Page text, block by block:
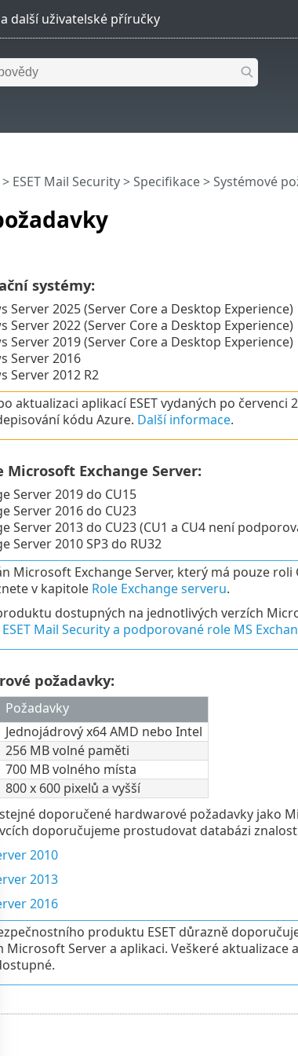
> ESET Mail Security>Specifikace> Systémové
systémy:
Server 2025 (Server Core a Desktop Experience)
Server 2022 (Server Core a Desktop Experience)
Server 2019 (Server Core a Desktop Experience)
Server 2016
Server 2012 R2
aktualizaci aplikací ESET vydaných po
kódu Azure. Další informace.
Microsoft Exchange Server:
Server 2019 do CU15
Server 2016 do CU23
Server 2013 do CU23 (CU1 a CU4 není
Server 2010 SP3 do RU32
Microsoft Exchange Server, který má pouze roli
v kapitole Role Exchange serveru.
dostupných na jednotlivých verzích
Mail Security a podporované role MS
požadavky:
Požadavky
Jednojádrový x64 AMD nebo Intel
256 MB volné paměti
700 MB volného místa
800 x 600 pixelů a vyšší
stejné doporučené hardwarové požadavky jako
doporučujeme prostudovat databázi
2010
2013
2016
produktu ESET důrazně
Microsoft Server a aplikaci. Veškeré